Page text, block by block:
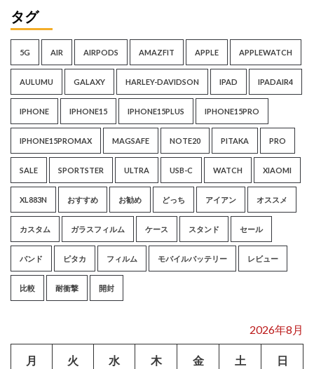
リ
ー
タグ
5G AIR AIRPODS AMAZFIT APPLE APPLEWATCH
AULUMU GALAXY HARLEY-DAVIDSON IPAD IPADAIR4
IPHONE IPHONE15 IPHONE15PLUS IPHONE15PRO
IPHONE15PROMAX MAGSAFE NOTE20 PITAKA PRO
SALE SPORTSTER ULTRA USB-C WATCH XIAOMI
XL883N おすすめ お勧め どっち アイアン オススメ
カスタム ガラスフィルム ケース スタンド セール
バンド ピタカ フィルム モバイルバッテリー レビュー
比較 耐衝撃 開封
2026年8月
月 火 水 木 金 土 日